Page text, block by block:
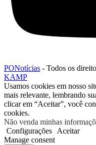
PONotícias - Todos os
KAMP
Usamos cookies em nosso
mais relevante, lembrando
clicar em “Aceitar”, você
cookies.
Não venda minhas
Configurações
Aceitar
Manage consent